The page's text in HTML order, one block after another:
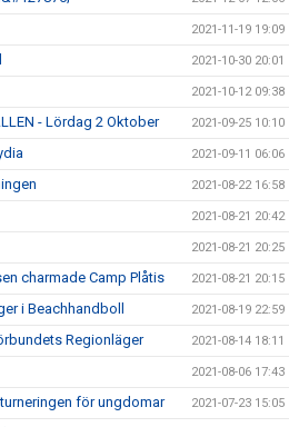
2021-11-19 19:09
2021-10-30 20:01
2021-10-12 09:38
- Lördag 2 Oktober 2021-09-25 10:10
2021-09-11 06:06
2021-08-22 16:58
2021-08-21 20:42
2021-08-21 20:25
charmade Camp Plåtis 2021-08-21 20:15
i Beachhandboll 2021-08-19 22:59
Regionläger 2021-08-14 18:11
2021-08-06 17:43
för ungdomar 2021-07-23 15:05